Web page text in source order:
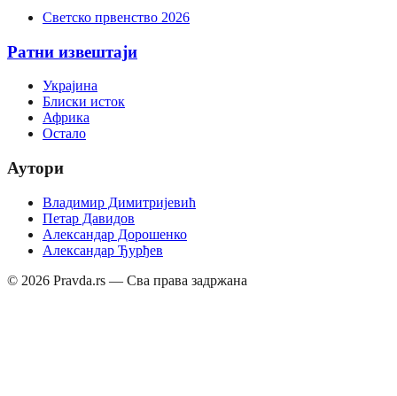
Светско првенство 2026
Ратни извештаји
Украјина
Блиски исток
Африка
Остало
Аутори
Владимир Димитријевић
Петар Давидов
Александар Дорошенко
Александар Ђурђев
© 2026 Pravda.rs — Сва права задржана